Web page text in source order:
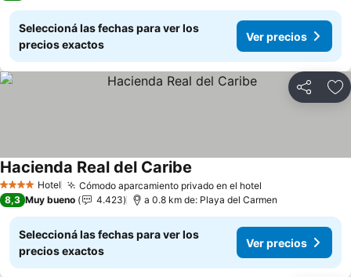
Seleccioná las fechas para ver los
precios exactos
Ver precios
Compartir
4 EstrellasHotel Cómodo aparcamiento privado en el hotel
Hacienda Real del Caribe
8,3 Muy bueno 4.423 a 0.8 km de: Playa del Carmen
Seleccioná las fechas para ver los
precios exactos
Ver precios